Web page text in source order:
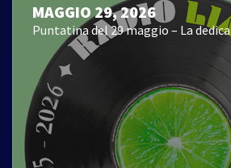
MAGGIO 29, 2026
Puntatina del 29 maggio – La dedica